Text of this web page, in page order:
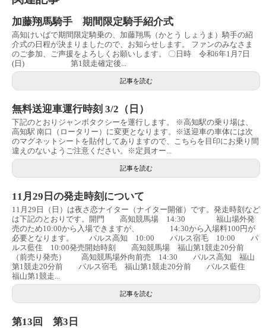
加藤翔馬騎手 期間限定騎手紹介式
高知けいばで期間限定騎乗の、加藤翔馬（かとう しょうま）騎手の紹
介式の日程が決まりましたので、お知らせします。 ファンのみなさま
のご参加、ご声援をよろしくお願いします。 〇日時 令和6年1月7日
(日) 第1競走確定後...
記事を読む
無料送迎車運行時刻 3/2（日）
下記のとおりジャンボタクシーを運行します。 ※高知駅の乗り場は、
高知駅 南口（ロータリー）に変更となります。※送迎車の車体には次
のマグネットシートを貼付してありますので、こちらを目印にお乗り間
違えのないようご注意ください。※定員オー...
記事を読む
11月29日の発走時刻について
11月29日（日）は夜さ恋ナイター（ナイター開催）です。発走時刻など
は下記のとおりです。開門 高知競馬場 14:30 福山場外発
売のため10:00から入場できますが、 14:30から入場料100円が
必要となります。 パルス高知 10:00 パルス宿毛 10:00 パ
ルス藍住 10:00発売開始時刻 高知競馬場 福山第1競走20分前
（前売り発売） 高知競馬場外向前売 14:30 パルス高知 福山
第1競走20分前 パルス宿毛 福山第1競走20分前 パルス藍住
福山第1競走...
記事を読む
第13回 第3日